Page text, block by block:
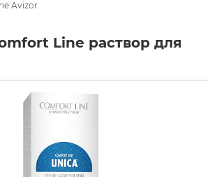
Avizor
Line раствор для